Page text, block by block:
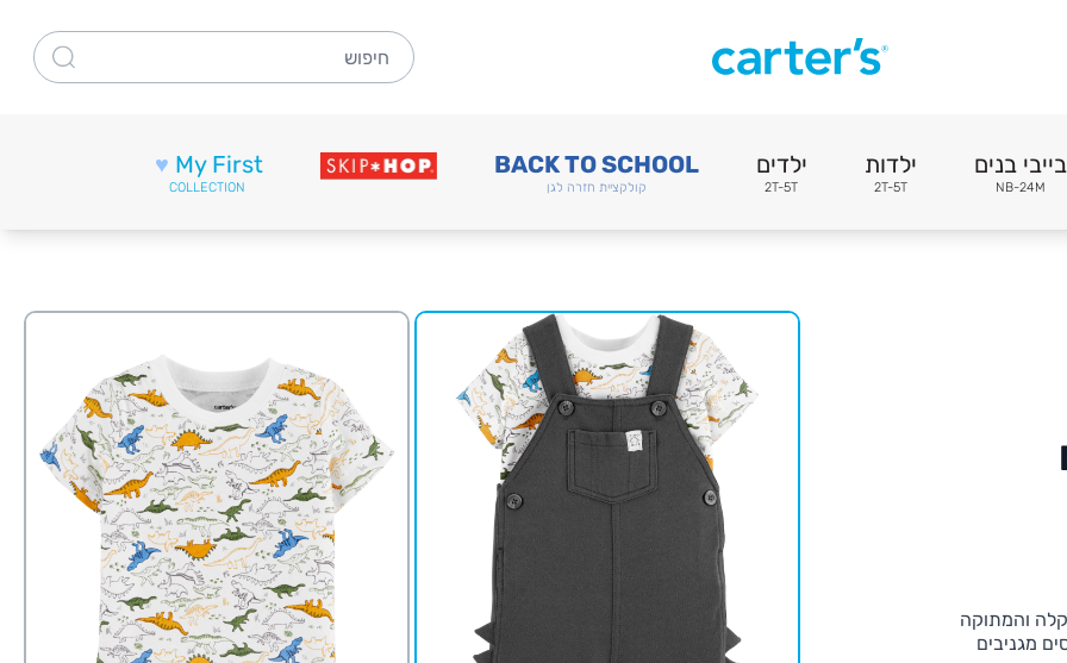
חיפוש
בייבי בנים
NB-24M
ילדות
2T-5T
ילדים
2T-5T
BACK TO SCHOOL
קולקציית חזרה לגן
My First
♥
COLLECTION
והמתוקה
מגניבים